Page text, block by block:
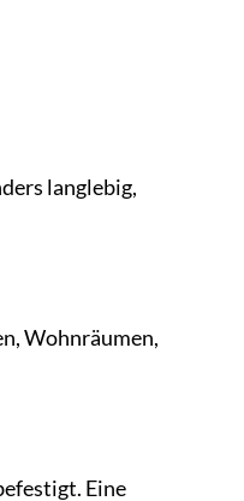
langlebig,
Wohnräumen,
Eine